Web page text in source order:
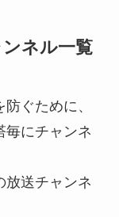
ネル一覧
ぐために、
毎にチャンネ
放送チャンネ